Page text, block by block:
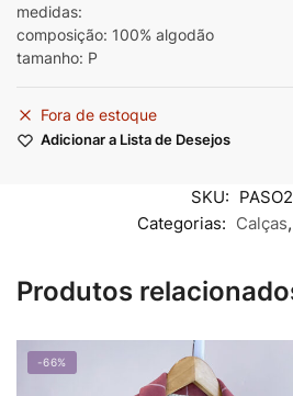
medidas:
composição: 100% algodão
tamanho: P
Fora de estoque
Adicionar a Lista de Desejos
SKU:
Categorias: Calças,
Produtos
-66%